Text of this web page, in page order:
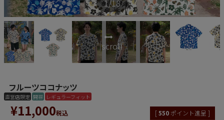
レーベルから探す
1/18
scroll
フルーツココナッツ
直営店限定 開襟 レギュラーフィット
¥11,000税込 [550 ポイント進呈 ]